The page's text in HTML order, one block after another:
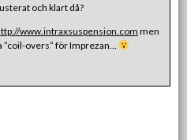
och klart då?
www.intraxsuspension.com men
”coil-overs” för Imprezan…